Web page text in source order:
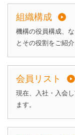
組織構成
機構の役員構成、
とその役割をご紹介
会員リスト
現在、入社・入会
ます。